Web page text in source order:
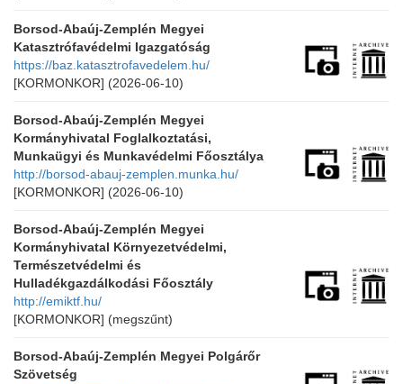
Borsod-Abaúj-Zemplén Megyei
Katasztrófavédelmi Igazgatóság
https://baz.katasztrofavedelem.hu/
[KORMONKOR] (2026-06-10)
Borsod-Abaúj-Zemplén Megyei
Kormányhivatal Foglalkoztatási,
Munkaügyi és Munkavédelmi Főosztálya
http://borsod-abauj-zemplen.munka.hu/
[KORMONKOR] (2026-06-10)
Borsod-Abaúj-Zemplén Megyei
Kormányhivatal Környezetvédelmi,
Természetvédelmi és
Hulladékgazdálkodási Főosztály
http://emiktf.hu/
[KORMONKOR] (megszűnt)
Borsod-Abaúj-Zemplén Megyei Polgárőr
Szövetség